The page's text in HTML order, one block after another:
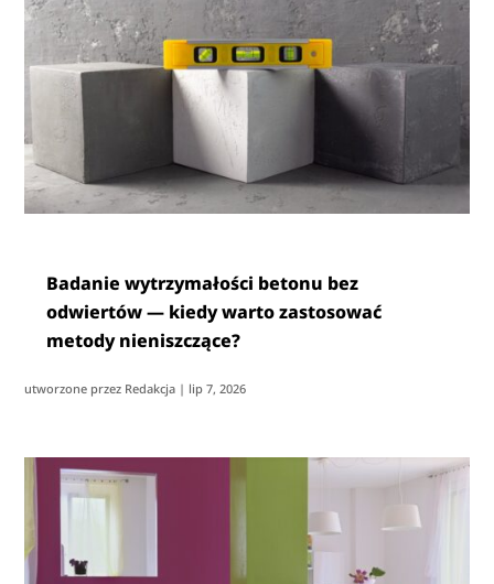
Badanie wytrzymałości betonu bez
odwiertów — kiedy warto zastosować
metody nieniszczące?
utworzone przez Redakcja | lip 7, 2026